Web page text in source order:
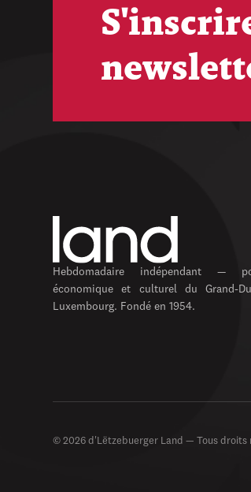
Hebdomadaire indépendant —
économique et culturel du Grand-
Luxembourg. Fondé en 1954.
© 2026 d'Lëtzebuerger Land — Tous droits